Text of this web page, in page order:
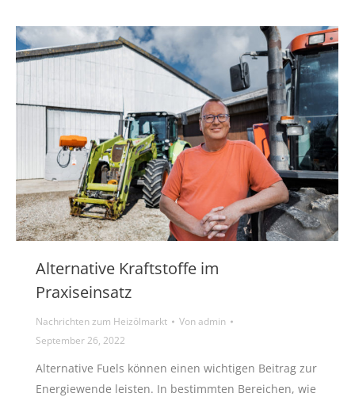
Alternative Kraftstoffe im
Praxiseinsatz
Nachrichten zum Heizölmarkt Vonadmin
September 26, 2022
Alternative Fuels können einen wichtigen Beitrag zur
Energiewende leisten. In bestimmten Bereichen, wie